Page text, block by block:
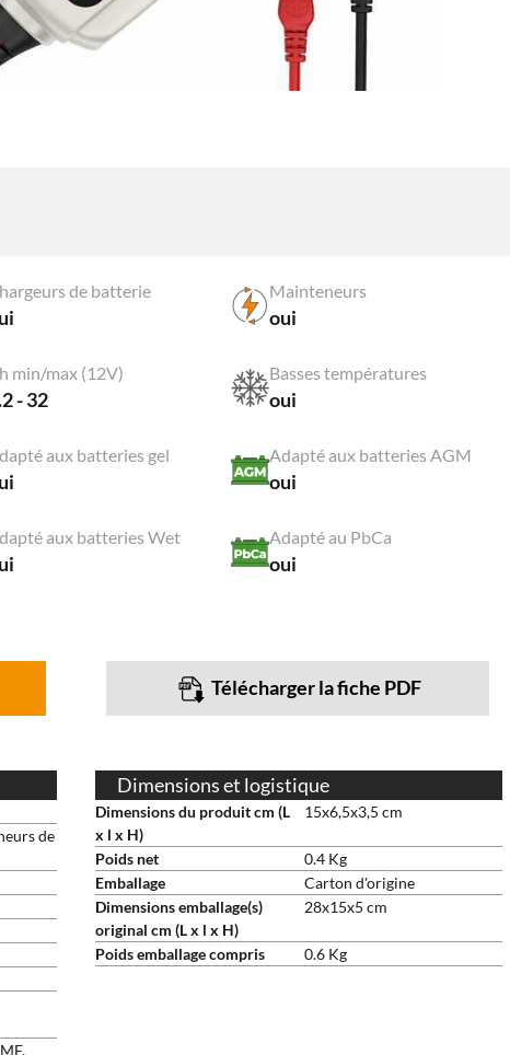
de batterie Mainteneurs
oui
min/max (12V)
- 32
Basses températures
oui
aux batteries gel Adapté aux batteries AGM
oui
aux batteries Wet Adapté au PbCa
oui
Télécharger la fiche PDF
de
Dimensions et logistique
Dimensions du produit cm (L
x l x H)
15x6,5x3,5 cm
Poids net
0.4 Kg
Emballage
Carton d'origine
Dimensions emballage(s)
original cm (L x l x H)
28x15x5 cm
Poids emballage compris 0.6 Kg